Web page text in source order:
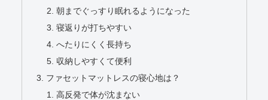
朝までぐっすり眠れるようになった
寝返りが打ちやすい
へたりにくく長持ち
収納しやすくて便利
ファセットマットレスの寝心地は？
高反発で体が沈まない